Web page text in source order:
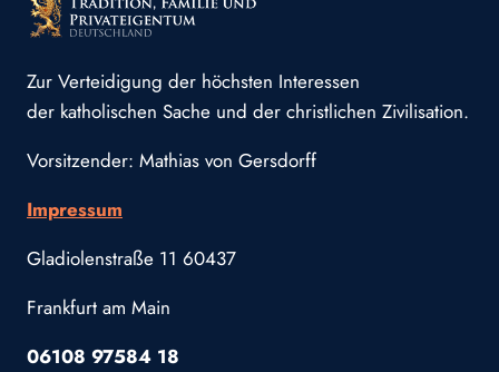
Zur Verteidigung der höchsten Interessen
der katholischen Sache und der christlichen Zivilisation.
Vorsitzender: Mathias von Gersdorff
Impressum
Gladiolenstraße 11 60437
Frankfurt am Main
06108 97584 18